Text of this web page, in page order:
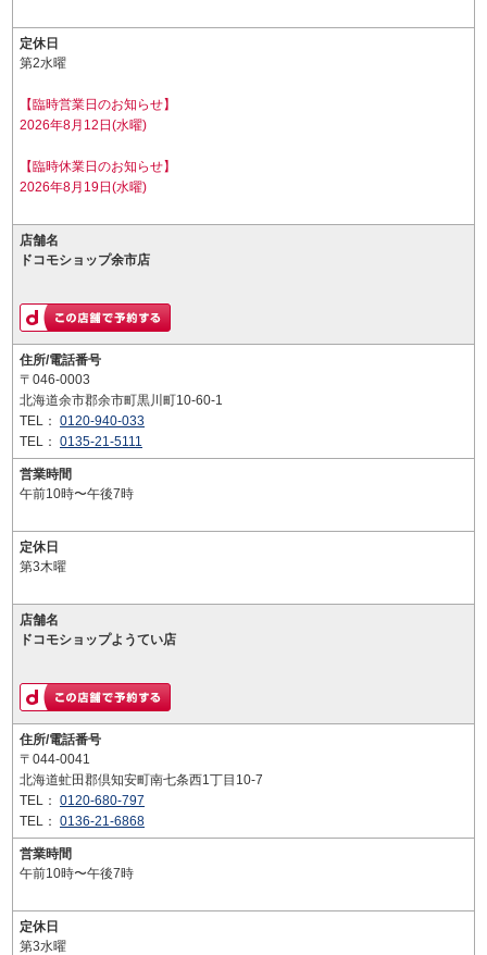
定休日
第2水曜
【臨時営業日のお知らせ】
2026年8月12日(水曜)
【臨時休業日のお知らせ】
2026年8月19日(水曜)
店舗名
ドコモショップ余市店
住所/電話番号
〒046-0003
北海道余市郡余市町黒川町10-60-1
TEL： 0120-940-033
TEL： 0135-21-5111
営業時間
午前10時〜午後7時
定休日
第3木曜
店舗名
ドコモショップようてい店
住所/電話番号
〒044-0041
北海道虻田郡倶知安町南七条西1丁目10-7
TEL： 0120-680-797
TEL： 0136-21-6868
営業時間
午前10時〜午後7時
定休日
第3水曜